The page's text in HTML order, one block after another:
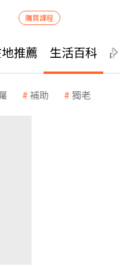
購買課程
推薦 生活百科
補助 獨老